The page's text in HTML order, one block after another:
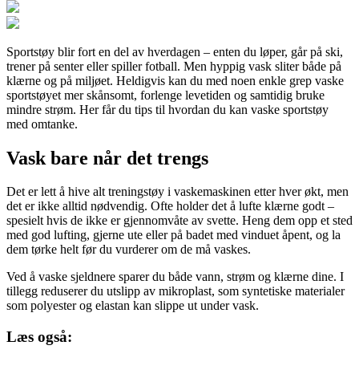
Sportstøy blir fort en del av hverdagen – enten du løper, går på ski,
trener på senter eller spiller fotball. Men hyppig vask sliter både på
klærne og på miljøet. Heldigvis kan du med noen enkle grep vaske
sportstøyet mer skånsomt, forlenge levetiden og samtidig bruke
mindre strøm. Her får du tips til hvordan du kan vaske sportstøy
med omtanke.
Vask bare når det trengs
Det er lett å hive alt treningstøy i vaskemaskinen etter hver økt, men
det er ikke alltid nødvendig. Ofte holder det å lufte klærne godt –
spesielt hvis de ikke er gjennomvåte av svette. Heng dem opp et sted
med god lufting, gjerne ute eller på badet med vinduet åpent, og la
dem tørke helt før du vurderer om de må vaskes.
Ved å vaske sjeldnere sparer du både vann, strøm og klærne dine. I
tillegg reduserer du utslipp av mikroplast, som syntetiske materialer
som polyester og elastan kan slippe ut under vask.
Læs også: